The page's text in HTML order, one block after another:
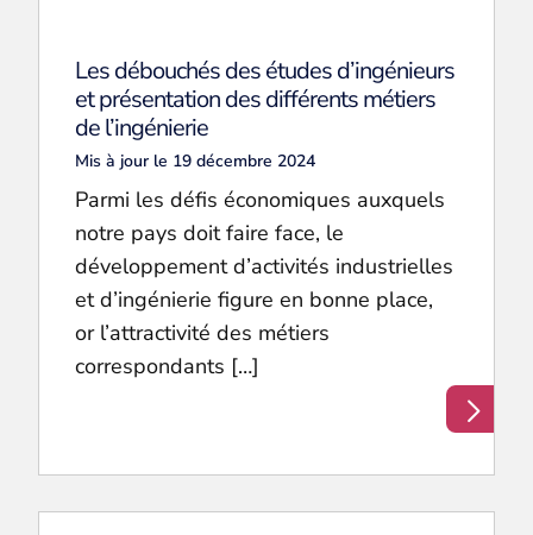
Les débouchés des études d’ingénieurs
et présentation des différents métiers
de l’ingénierie
Mis à jour le 19 décembre 2024
Parmi les défis économiques auxquels
notre pays doit faire face, le
développement d’activités industrielles
et d’ingénierie figure en bonne place,
or l’attractivité des métiers
correspondants […]